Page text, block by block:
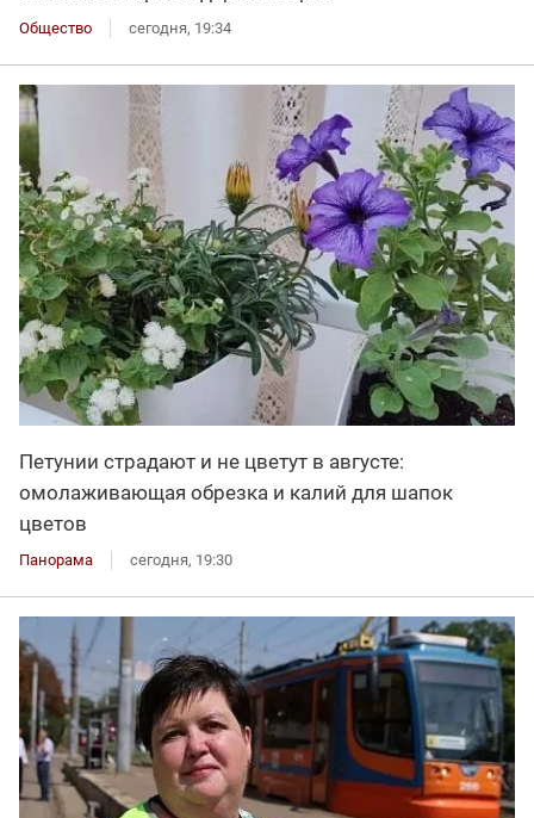
Общество сегодня, 19:34
Петунии страдают и не цветут в августе:
омолаживающая обрезка и калий для шапок
цветов
Панорама сегодня, 19:30